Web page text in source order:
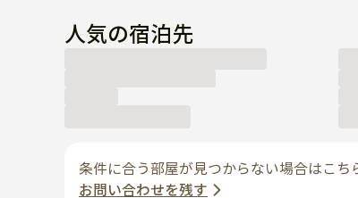
人気の宿泊先
条件に合う部屋が見つからない場合はこち
お問い合わせを残す